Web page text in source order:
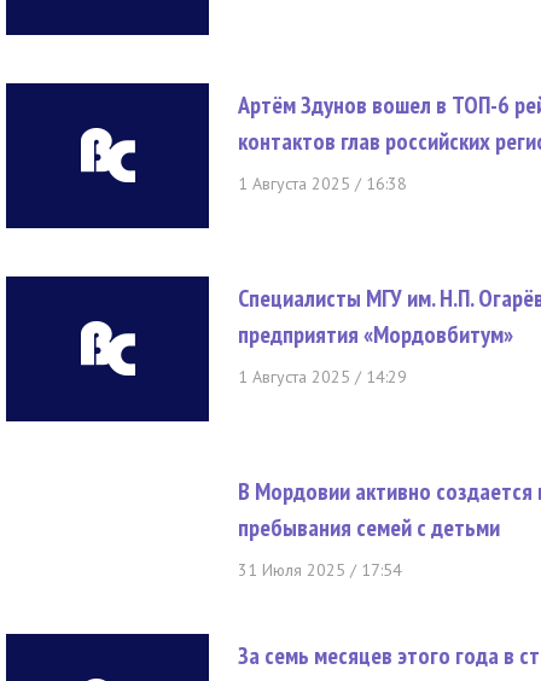
Артём Здунов вошел в ТОП-6
контактов глав российских
1 Августа 2025 / 16:38
Специалисты МГУ им. Н.П.
предприятия «Мордовбитум»
1 Августа 2025 / 14:29
В Мордовии активно
пребывания семей с детьми
31 Июля 2025 / 17:54
За семь месяцев этого года в